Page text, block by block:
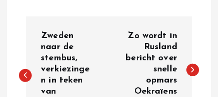
s
Zweden
naar de
stembus,
verkiezinge
n in teken
van
Zo wordt in
Rusland
bericht over
snelle
opmars
Oekraïens